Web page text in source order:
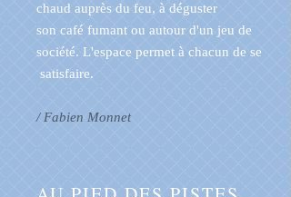
chaud auprès du feu, à déguster
son café fumant ou autour d'un jeu de
société. L'espace permet à chacun de se
satisfaire.
/ Fabien Monnet